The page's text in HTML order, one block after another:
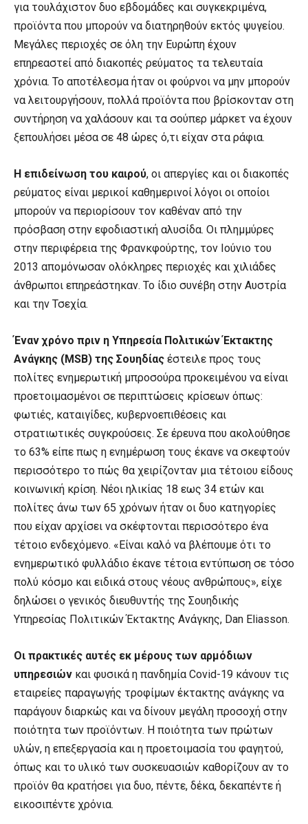
για τουλάχιστον δυο εβδομάδες και συγκεκριμένα,
προϊόντα που μπορούν να διατηρηθούν εκτός ψυγείου.
Μεγάλες περιοχές σε όλη την Ευρώπη έχουν
επηρεαστεί από διακοπές ρεύματος τα τελευταία
χρόνια. Το αποτέλεσμα ήταν οι φούρνοι να μην μπορούν
να λειτουργήσουν, πολλά προϊόντα που βρίσκονταν στη
συντήρηση να χαλάσουν και τα σούπερ μάρκετ να έχουν
ξεπουλήσει μέσα σε 48 ώρες ό,τι είχαν στα ράφια.
Η επιδείνωση του καιρού, οι απεργίες και οι διακοπές
ρεύματος είναι μερικοί καθημερινοί λόγοι οι οποίοι
μπορούν να περιορίσουν τον καθέναν από την
πρόσβαση στην εφοδιαστική αλυσίδα. Οι πλημμύρες
στην περιφέρεια της Φρανκφούρτης, τον Ιούνιο του
2013 απομόνωσαν ολόκληρες περιοχές και χιλιάδες
άνθρωποι επηρεάστηκαν. Το ίδιο συνέβη στην Αυστρία
και την Τσεχία.
Έναν χρόνο πριν η Υπηρεσία Πολιτικών Έκτακτης
Ανάγκης (MSB) της Σουηδίας έστειλε προς τους
πολίτες ενημερωτική μπροσούρα προκειμένου να είναι
προετοιμασμένοι σε περιπτώσεις κρίσεων όπως:
φωτιές, καταιγίδες, κυβερνοεπιθέσεις και
στρατιωτικές συγκρούσεις. Σε έρευνα που ακολούθησε
το 63% είπε πως η ενημέρωση τους έκανε να σκεφτούν
περισσότερο το πώς θα χειρίζονταν μια τέτοιου είδους
κοινωνική κρίση. Νέοι ηλικίας 18 εως 34 ετών και
πολίτες άνω των 65 χρόνων ήταν οι δυο κατηγορίες
που είχαν αρχίσει να σκέφτονται περισσότερο ένα
τέτοιο ενδεχόμενο. «Είναι καλό να βλέπουμε ότι το
ενημερωτικό φυλλάδιο έκανε τέτοια εντύπωση σε τόσο
πολύ κόσμο και ειδικά στους νέους ανθρώπους», είχε
δηλώσει ο γενικός διευθυντής της Σουηδικής
Υπηρεσίας Πολιτικών Έκτακτης Ανάγκης, Dan Eliasson.
Οι πρακτικές αυτές εκ μέρους των αρμόδιων
υπηρεσιών και φυσικά η πανδημία Covid-19 κάνουν τις
εταιρείες παραγωγής τροφίμων έκτακτης ανάγκης να
παράγουν διαρκώς και να δίνουν μεγάλη προσοχή στην
ποιότητα των προϊόντων. Η ποιότητα των πρώτων
υλών, η επεξεργασία και η προετοιμασία του φαγητού,
όπως και το υλικό των συσκευασιών καθορίζουν αν το
προϊόν θα κρατήσει για δυο, πέντε, δέκα, δεκαπέντε ή
εικοσιπέντε χρόνια.